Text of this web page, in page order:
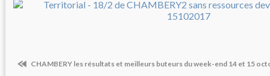
CHAMBERY les résultats et meilleurs buteurs du week-end 14 et 15